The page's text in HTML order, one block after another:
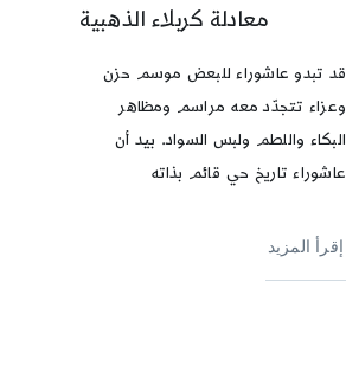
معادلة كربلاء الذهبية
قد تبدو عاشوراء للبعض موسم حزن
وعزاء تتجدّد معه مراسم ومظاهر
البكاء واللطم ولبس السواد. بيد أن
عاشوراء تاريخ حي قائم بذاته
إقرأ المزيد